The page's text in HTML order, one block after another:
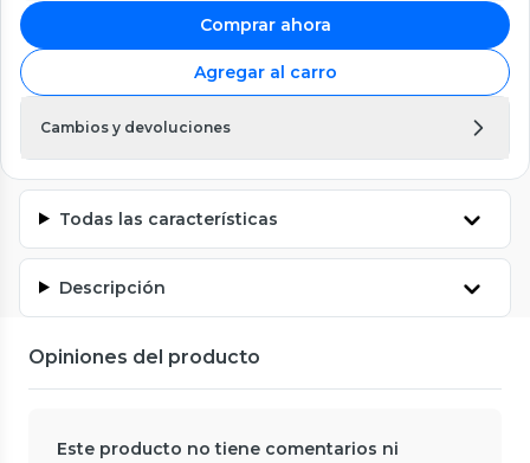
Comprar ahora
Agregar al carro
Cambios y devoluciones
Todas las características
Descripción
Opiniones del producto
Este producto no tiene comentarios ni